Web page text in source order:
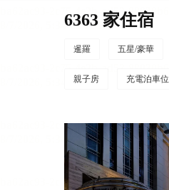
6363 家住宿
暹羅 五星/豪華
親子房 充電泊車位